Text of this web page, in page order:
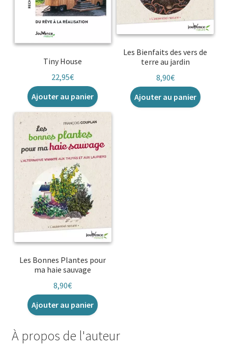
Tiny House
22,95€
Ajouter au panier
Les Bienfaits des vers de
terre au jardin
8,90€
Ajouter au panier
Les Bonnes Plantes pour
ma haie sauvage
8,90€
Ajouter au panier
À propos de l'auteur